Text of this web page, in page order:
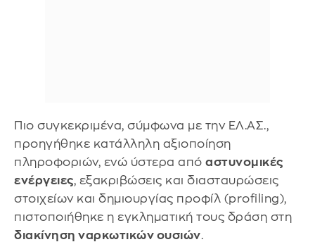
Πιο συγκεκριμένα, σύμφωνα με την ΕΛ.ΑΣ.,
προηγήθηκε κατάλληλη αξιοποίηση
πληροφοριών, ενώ ύστερα από αστυνομικές
ενέργειες, εξακριβώσεις και διασταυρώσεις
στοιχείων και δημιουργίας προφίλ (profiling),
πιστοποιήθηκε η εγκληματική τους δράση στη
διακίνηση ναρκωτικών ουσιών.